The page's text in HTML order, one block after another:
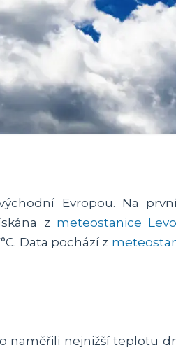
Evropou. Na
z meteostanice
Data pochází z
naměřili nejnižší teplotu